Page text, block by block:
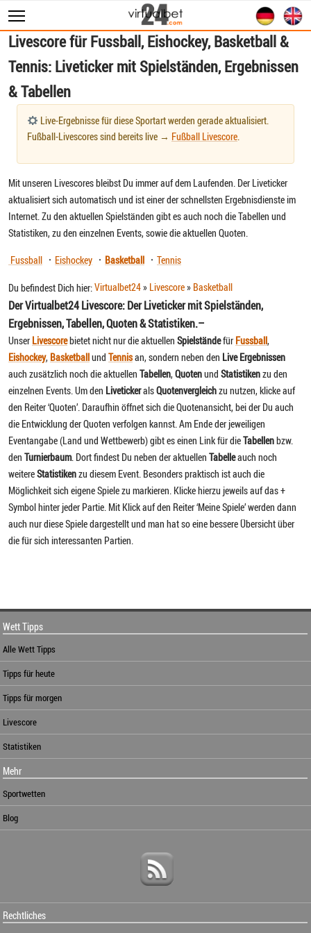
Sportwetten
WM 2026
Livescore
Statistiken
Livescore für Fussball, Eishockey, Basketball &
Tennis: Liveticker mit Spielständen, Ergebnissen
& Tabellen
Live-Ergebnisse für diese Sportart werden gerade aktualisiert.
Fußball-Livescores sind bereits live → Fußball Livescore.
Mit unseren Livescores bleibst Du immer auf dem Laufenden. Der Liveticker
aktualisiert sich automatisch und ist einer der schnellsten Ergebnisdienste im
Internet. Zu den aktuellen Spielständen gibt es auch noch die Tabellen und
Statistiken, zu den einzelnen Events, sowie die aktuellen Quoten.
Fussball · Eishockey · Basketball · Tennis
Du befindest Dich hier:Virtualbet24» Livescore» Basketball
Der Virtualbet24 Livescore: Der Liveticker mit Spielständen,
Ergebnissen, Tabellen, Quoten & Statistiken.–
Unser Livescorebietet nicht nur die aktuellen Spielständefür Fussball,
Eishockey, Basketballund Tennisan, sondern neben den Live Ergebnissen
auch zusätzlich noch die aktuellen Tabellen, Quotenund Statistikenzu den
einzelnen Events. Um den LivetickeralsQuotenvergleichzu nutzen, klicke auf
den Reiter ‘Quoten’. Daraufhin öffnet sich die Quotenansicht, bei der Du auch
die Entwicklung der Quoten verfolgen kannst. Am Ende der jeweiligen
Eventangabe (Land und Wettbewerb) gibt es einen Link für dieTabellenbzw.
den Turnierbaum. Dort findest Du neben der aktuellen Tabelleauch noch
weitereStatistikenzu diesem Event. Besonders praktisch ist auch die
Möglichkeit sich eigene Spiele zu markieren. Klicke hierzu jeweils auf das +
Symbol hinter jeder Partie. Mit Klick auf den Reiter ‘Meine Spiele’ werden dann
auch nur diese Spiele dargestellt und man hat so eine bessere Übersicht über
die für sich interessanten Partien.
Wett Tipps
Alle Wett Tipps
Tipps für heute
Tipps für morgen
Livescore
Statistiken
Mehr
Sportwetten
Blog
Rechtliches